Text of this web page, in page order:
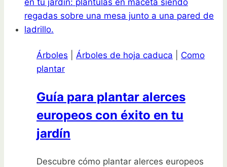
Árboles Árboles de hoja caduca
Como
plantar
Guía para plantar alerces
europeos con éxito en tu
jardín
Descubre cómo plantar alerces europeos